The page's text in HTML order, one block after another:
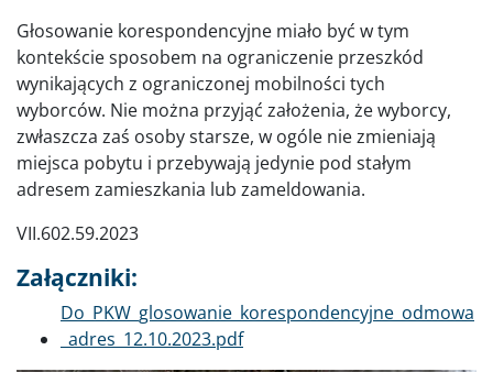
Głosowanie korespondencyjne miało być w tym
kontekście sposobem na ograniczenie przeszkód
wynikających z ograniczonej mobilności tych
wyborców. Nie można przyjąć założenia, że wyborcy,
zwłaszcza zaś osoby starsze, w ogóle nie zmieniają
miejsca pobytu i przebywają jedynie pod stałym
adresem zamieszkania lub zameldowania.
VII.602.59.2023
Załączniki:
Dokument
Do_PKW_glosowanie_korespondencyjne_odmowa
_adres_12.10.2023.pdf